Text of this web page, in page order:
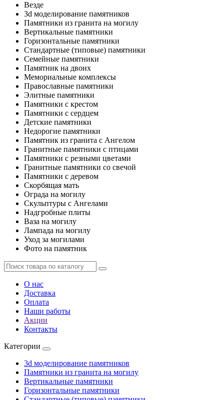
Везде
3d моделирование памятников
Памятники из гранита на могилу
Вертикальные памятники
Горизонтальные памятники
Стандартные (типовые) памятники
Семейные памятники
Памятник на двоих
Мемориальные комплексы
Православные памятники
Элитные памятники
Памятники с крестом
Памятники с сердцем
Детские памятники
Недорогие памятники
Памятник из гранита с Ангелом
Гранитные памятники с птицами
Памятники с резными цветами
Гранитные памятники со свечой
Памятники с деревом
Скорбящая мать
Ограда на могилу
Скульптуры с Ангелами
Надгробные плиты
Ваза на могилу
Лампада на могилу
Уход за могилами
Фото на памятник
О нас
Доставка
Оплата
Наши работы
Акции
Контакты
Категории
3d моделирование памятников
Памятники из гранита на могилу
Вертикальные памятники
Горизонтальные памятники